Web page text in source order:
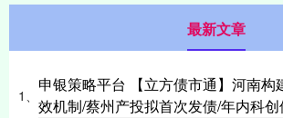
最新文章
1、
申银策略平台 【立方债市通】河南构
效机制/蔡州产投拟首次发债/年内科